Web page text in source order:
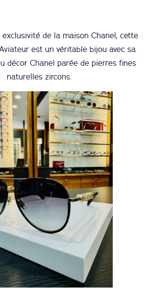
de la maison Chanel, cette
est un véritable bijou avec sa
décor Chanel parée de pierres fines
naturelles zircons.